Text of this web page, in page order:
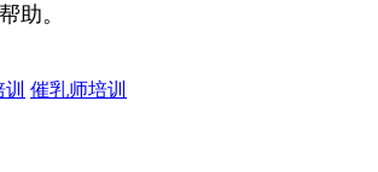
助。
催乳师培训